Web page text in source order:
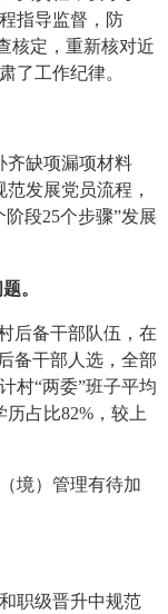
指导监督，防
核定，重新核对近
了工作纪律。
缺项漏项材料
发展党员流程，
段25个步骤”发展
。
后备干部队伍，在
备干部人选，全部
村“两委”班子平均
占比82%，较上
境）管理有待加
职级晋升中规范